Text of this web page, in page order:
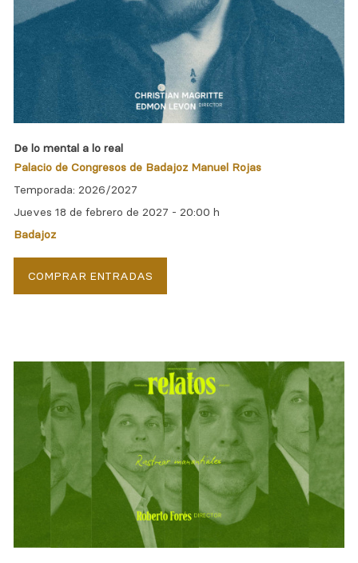
De lo mental a lo real
Palacio de Congresos de Badajoz Manuel Rojas
Temporada: 2026/2027
Jueves 18 de febrero de 2027 -20:00 h
Badajoz
COMPRAR ENTRADAS